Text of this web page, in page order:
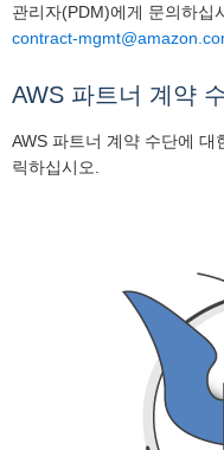
관리자(PDM)에게 문의하십
contract-
AWS 파트너 계약
AWS 파트너 계약 수단에
릭하십시오.